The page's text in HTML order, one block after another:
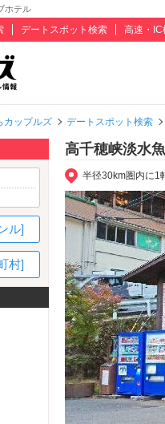
ホテル
デートスポット検索 高速・IC
カップルズ デートスポット検索
高千穂峡淡水
半径30km圏内に1
ル]
村]